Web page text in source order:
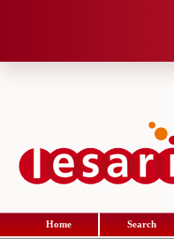
Home Search